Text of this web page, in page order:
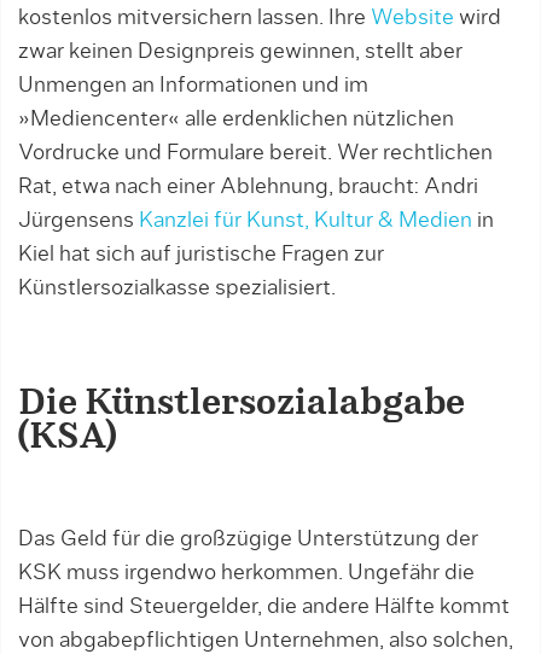
kostenlos mitversichern lassen. Ihre Website wird
zwar keinen Designpreis gewinnen, stellt aber
Unmengen an Informationen und im
»Mediencenter« alle erdenklichen nützlichen
Vordrucke und Formulare bereit. Wer rechtlichen
Rat, etwa nach einer Ablehnung, braucht: Andri
Jürgensens Kanzlei für Kunst, Kultur & Medien in
Kiel hat sich auf juristische Fragen zur
Künstlersozialkasse spezialisiert.
Die Künstlersozialabgabe
(KSA)
Das Geld für die großzügige Unterstützung der
KSK muss irgendwo herkommen. Ungefähr die
Hälfte sind Steu­ergelder, die andere Hälfte kommt
von abgabepflichtigen Unternehmen, also solchen,